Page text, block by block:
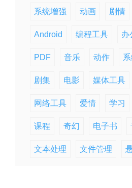
系统增强 动画 剧情
Android 编程工具 办
PDF 音乐 动作
剧集 电影 媒体工具
网络工具 爱情 学习
课程 奇幻 电子书
文本处理 文件管理